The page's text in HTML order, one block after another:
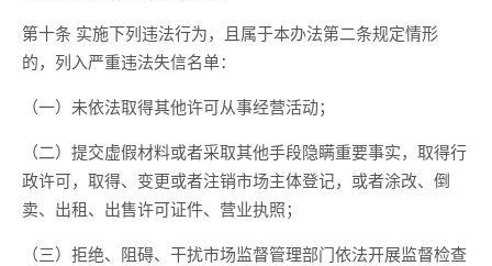
第十条 实施下列违法行为，且属于本办法第二条规定情形
的，列入严重违法失信名单：
（一）未依法取得其他许可从事经营活动；
（二）提交虚假材料或者采取其他手段隐瞒重要事实，取得行
政许可，取得、变更或者注销市场主体登记，或者涂改、倒
卖、出租、出售许可证件、营业执照；
（三）拒绝、阻碍、干扰市场监督管理部门依法开展监督检查